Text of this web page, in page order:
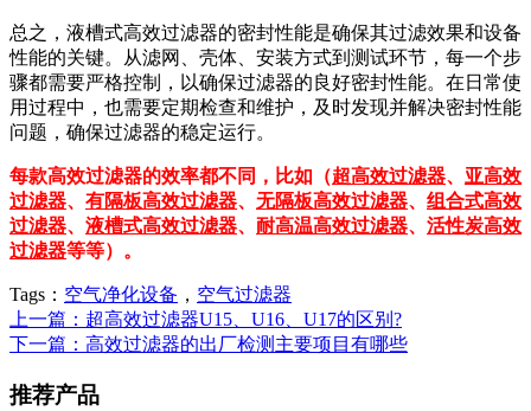
总之，液槽式高效过滤器的密封性能是确保其过滤效果和设备
性能的关键。从滤网、壳体、安装方式到测试环节，每一个步
骤都需要严格控制，以确保过滤器的良好密封性能。在日常使
用过程中，也需要定期检查和维护，及时发现并解决密封性能
问题，确保过滤器的稳定运行。
每款高效过滤器的效率都不同，比如（超高效过滤器、 亚高效
过滤器、 有隔板高效过滤器、 无隔板高效过滤器、 组合式高效
过滤器、 液槽式高效过滤器、 耐高温高效过滤器、 活性炭高效
过滤器等等）。
Tags： 空气净化设备 ， 空气过滤器
上一篇：超高效过滤器U15、U16、U17的区别?
下一篇：高效过滤器的出厂检测主要项目有哪些
推荐产品